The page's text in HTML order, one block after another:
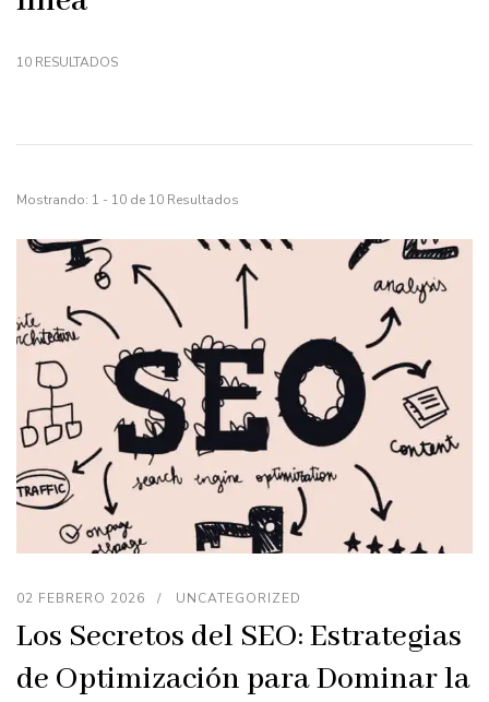
10 RESULTADOS
Mostrando: 1 - 10 de 10 Resultados
02 FEBRERO 2026 UNCATEGORIZED
Los Secretos del SEO: Estrategias
de Optimización para Dominar la